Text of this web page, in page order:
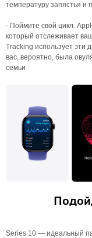
температуру запястья и
- Поймите свой цикл.
который отслеживает
Tracking использует эти
вас, вероятно, была
семьи
Series 10 — идеальный